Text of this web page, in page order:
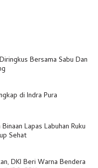
Bersama Sabu Dan
di Indra Pura
Lapas Labuhan Ruku
Sehat
DKI Beri Warna Bendera